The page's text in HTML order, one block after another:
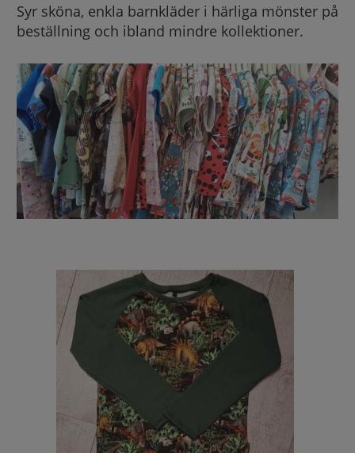
Syr sköna, enkla barnkläder i härliga mönster på
beställning och ibland mindre kollektioner.